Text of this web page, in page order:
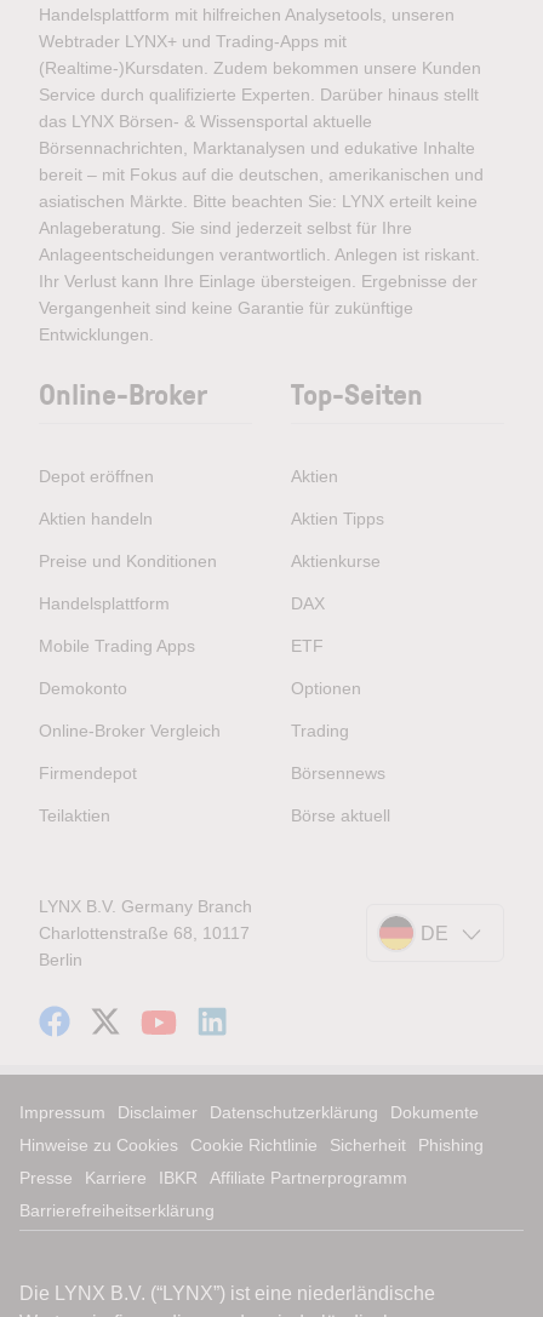
Handelsplattform mit hilfreichen Analysetools, unseren
Webtrader LYNX+ und Trading-Apps mit
(Realtime-)Kursdaten. Zudem bekommen unsere Kunden
Service durch qualifizierte Experten. Darüber hinaus stellt
das LYNX Börsen- & Wissensportal aktuelle
Börsennachrichten, Marktanalysen und edukative Inhalte
bereit – mit Fokus auf die deutschen, amerikanischen und
asiatischen Märkte. Bitte beachten Sie: LYNX erteilt keine
Anlageberatung. Sie sind jederzeit selbst für Ihre
Anlageentscheidungen verantwortlich. Anlegen ist riskant.
Ihr Verlust kann Ihre Einlage übersteigen. Ergebnisse der
Vergangenheit sind keine Garantie für zukünftige
Entwicklungen.
Online-Broker
Depot eröffnen
Aktien handeln
Preise und Konditionen
Handelsplattform
Mobile Trading Apps
Demokonto
Online-Broker Vergleich
Firmendepot
Teilaktien
Top-Seiten
Aktien
Aktien Tipps
Aktienkurse
DAX
ETF
Optionen
Trading
Börsennews
Börse aktuell
LYNX B.V. Germany Branch
Charlottenstraße 68, 10117
Berlin
DE
Impressum Disclaimer Datenschutzerklärung
Dokumente
Hinweise zu Cookies
Cookie Richtlinie Sicherheit
Phishing
Presse
Karriere IBKR
Affiliate Partnerprogramm
Barrierefreiheitserklärung